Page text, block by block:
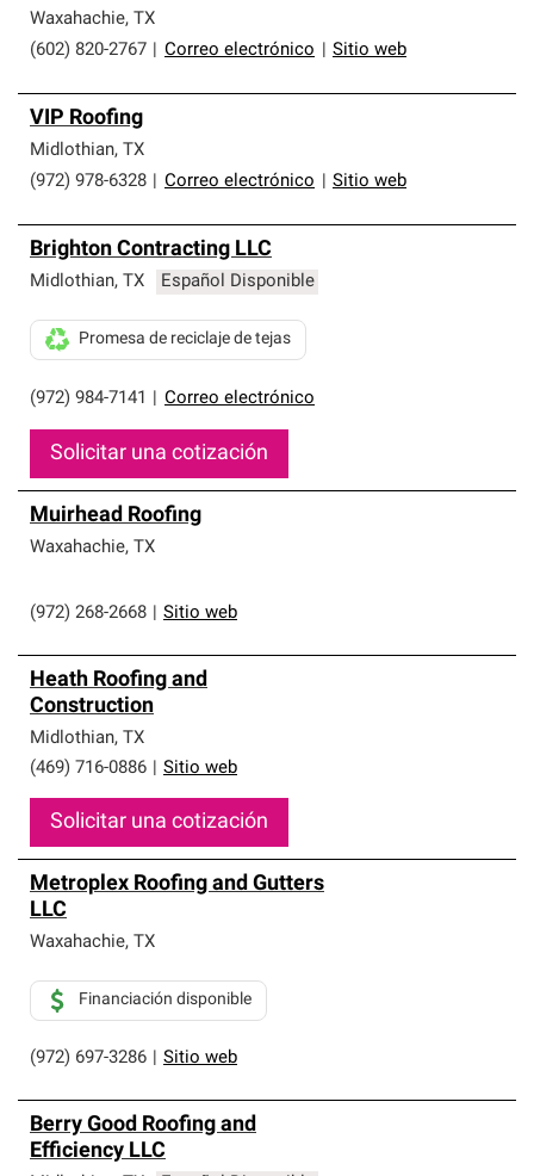
Waxahachie, TX
(602) 820-2767
Correo electrónico Sitio web
VIP Roofing
Midlothian, TX
(972) 978-6328
Correo electrónico Sitio web
Brighton Contracting LLC
Midlothian, TX Español Disponible
(972) 984-7141 Correo electrónico
Promesa de reciclaje de tejas
Solicitar una cotización
Muirhead Roofing
Waxahachie, TX
(972) 268-2668 Sitio web
Heath Roofing and
Construction
Midlothian, TX
(469) 716-0886
Sitio web
Solicitar una cotización
Metroplex Roofing and Gutters
LLC
Waxahachie, TX
(972) 697-3286 Sitio web
Financiación disponible
Berry Good Roofing and
Efficiency LLC